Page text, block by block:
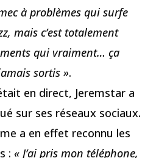
à problèmes qui surfe
mais c’est totalement
qui vraiment… ça
sortis ».
en direct, Jeremstar a
sur ses réseaux sociaux.
a en effet reconnu les
: « J’ai pris mon téléphone,